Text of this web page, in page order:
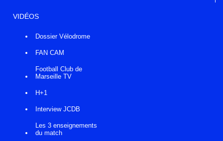
VIDÉOS
Dossier Vélodrome
FAN CAM
Football Club de
Marseille TV
H+1
Interview JCDB
Les 3 enseignements
du match